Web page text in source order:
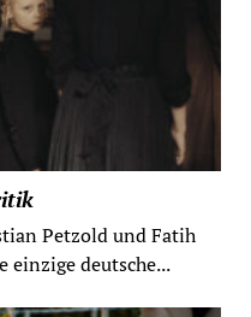
Petzold und Fatih
einzige deutsche...